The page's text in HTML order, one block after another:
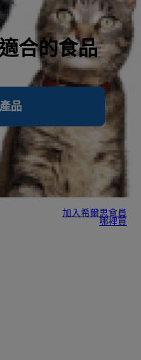
合的食品
品
加入希爾思會員
哪裡買